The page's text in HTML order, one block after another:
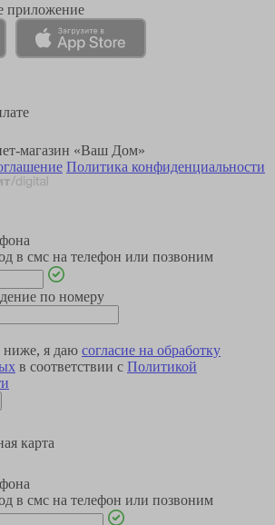
приложение
магазин «Ваш Дом»
Политика конфиденциальности
в смс на телефон или позвоним
по номеру
ниже, я даю согласие на обработку
в соответствии с Политикой
карта
в смс на телефон или позвоним